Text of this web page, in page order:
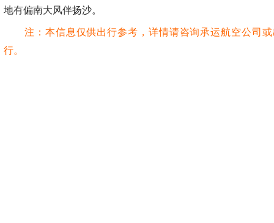
地有偏南大风伴扬沙。
注：本信息仅供出行参考，详情请咨询承运航空公司
行。